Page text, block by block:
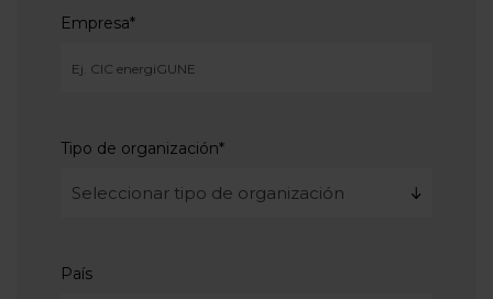
Empresa*
Tipo de organización*
País